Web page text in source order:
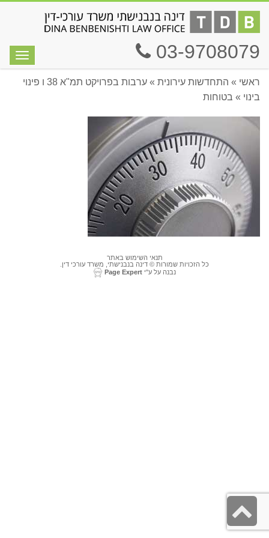
03-9708079
ראשי » התחדשות עירונית »
ערבות בפרויקט תמ"א 38 ו פינוי
בינוי » בטוחות
תנאי השימוש באתר
כל הזכויות שמורות © דינה בנבנישתי, משרד עורכי דין.
נבנה על ע"י Page Expert
גלילה
לראש